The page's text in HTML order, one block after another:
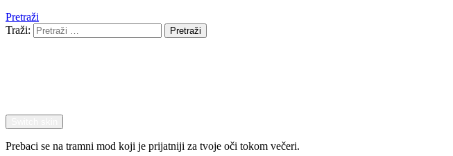
Pretraži
Traži:
Pretraži
Prebaci se na tramni mod koji je prijatniji za tvoje oči tokom večeri.